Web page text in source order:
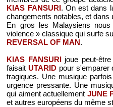
KIAS FANSURI. On est dans
changements notables, et
En gros les Malaysiens
violence » classique qui surfe
REVERSAL OF MAN.
KIAS FANSURIjoue peut-
faisaitUTARID pour s'emparer
tragiques. Une musique
urgence pressante. Une
qui aiment actuellement JUNE
et autres européens du même